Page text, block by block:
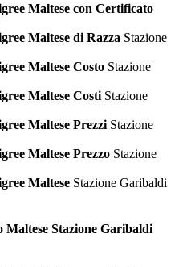
Maltese con Certificato
Maltese di Razza Stazione
Maltese Costo Stazione
Maltese Costi Stazione
Maltese Prezzi Stazione
Maltese Prezzo Stazione
Maltese Stazione Garibaldi
Maltese Stazione Garibaldi